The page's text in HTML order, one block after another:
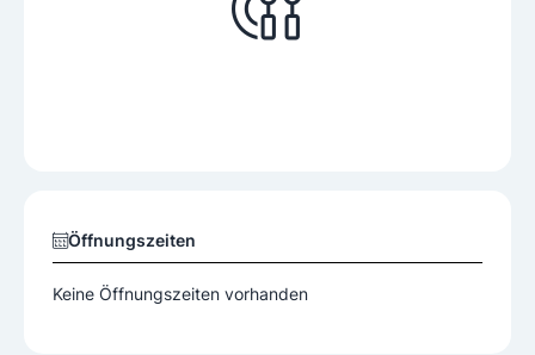
Öffnungszeiten
Keine Öffnungszeiten vorhanden